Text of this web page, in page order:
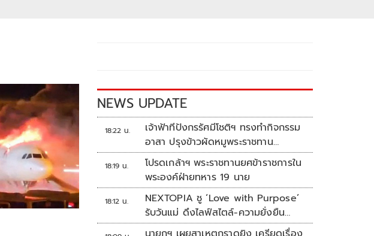
NEWS UPDATE
18:22 น.
เจ้าฟ้าทีปังกรรัศมีโชติฯ ทรงทำกิจกรรม
อาสา ปรุงข้าวผัดหมูพระราชทาน
ประชาชน
18:19 น.
โปรดเกล้าฯ พระราชทานยศข้าราชการใน
พระองค์ฝ่ายทหาร 19 นาย
18:12 น.
NEXTOPIA ชู ‘Love with Purpose’
รับวันแม่ ดึงไลฟ์สไตล์-ความยั่งยืน
สร้างประสบการณ์ช้อปปิงมีความหมาย